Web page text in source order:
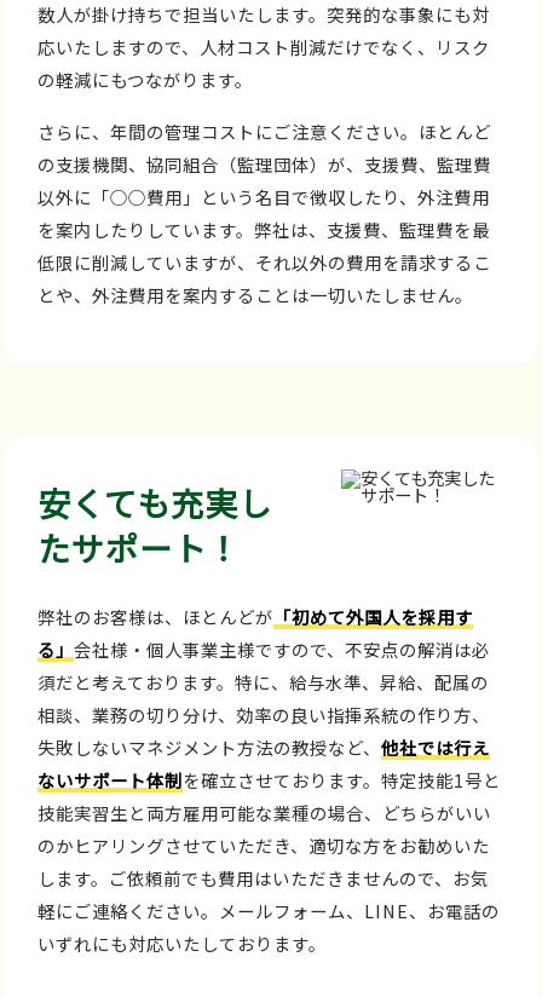
数人が掛け持ちで担当いたします。突発的な事象にも対
応いたしますので、人材コスト削減だけでなく、リスク
の軽減にもつながります。
さらに、年間の管理コストにご注意ください。ほとんど
の支援機関、協同組合（監理団体）が、支援費、監理費
以外に「○○費用」という名目で徴収したり、外注費用
を案内したりしています。弊社は、支援費、監理費を最
低限に削減していますが、それ以外の費用を請求するこ
とや、外注費用を案内することは一切いたしません。
安くても充実し
たサポート！
弊社のお客様は、ほとんどが 「初めて外国人を採用す
る」会社様・個人事業主様ですので、不安点の解消は必
須だと考えております。特に、給与水準、昇給、配属の
相談、業務の切り分け、効率の良い指揮系統の作り方、
失敗しないマネジメント方法の教授など、他社では行え
ないサポート体制を確立させております。特定技能1号と
技能実習生と両方雇用可能な業種の場合、どちらがいい
のかヒアリングさせていただき、適切な方をお勧めいた
します。ご依頼前でも費用はいただきませんので、お気
軽にご連絡ください。メールフォーム、LINE、お電話の
いずれにも対応いたしております。